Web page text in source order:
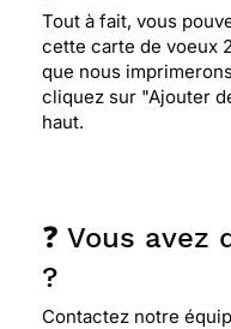
Tout à fait, vous
cette carte de voeux
que nous
cliquez sur "Ajouter
haut.
❓ Vous
?
Contactez notre